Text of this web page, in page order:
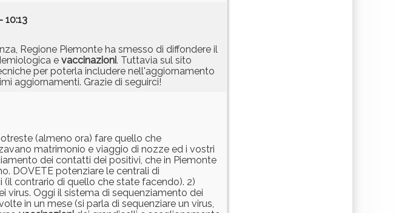
Regione Piemonte ha smesso di diffondere il
e vaccinazioni. Tuttavia sul sito
per poterla includere nell'aggiornamento
aggiornamenti. Grazie di seguirci!
(almeno ora) fare quello che
matrimonio e viaggio di nozze ed i vostri
dei contatti dei positivi, che in Piemonte
DOVETE potenziare le centrali di
contrario di quello che state facendo). 2)
virus. Oggi il sistema di sequenziamento dei
in un mese (si parla di sequenziare un virus,